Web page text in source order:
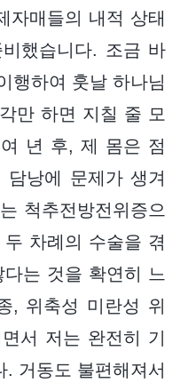
자매들의 내적 상태
했습니다. 조금 바
행하여 훗날 하나님
만 하면 지칠 줄 모
년 후, 제 몸은 점
낭에 문제가 생겨
척추전방전위증으
차례의 수술을 겪
는 것을 확연히 느
, 위축성 미란성 위
서 저는 완전히 기
. 거동도 불편해져서